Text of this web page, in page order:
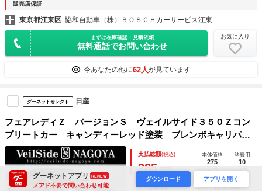
販売店保証
東京都江東区 協和自動車（株）ＢＯＳＣＨカーサービス江東
まずは在庫確認・見積依頼
無料通話でお問い合わせ
お気に入り
今あなたの他に62人が見ています
グーネットセレクト 日産
フェアレディＺ バージョンＳ ヴェイルサイド３５０Ｚコン
プリートカー キャンディーレッド塗装 ブレンボキャリパ
ー 左右ヘッドライト新品 ＷＲＯＫ１９ＡＷ ヴェイルサイ
ドマフラー ヴェイルサイドカーボンボンネット 純正ナビ
ＥＴＣ
支払総額(税込)
285 万円
本体価格
275
諸費用
10
年式 2003年 走行 12.1万km
グーネットアプリ RENEW
メアド不要で問い合わせ可能
ダウンロード アプリを開く